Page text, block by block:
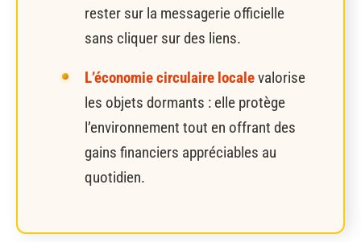
rester sur la messagerie officielle
sans cliquer sur des liens.
L’économie circulaire localevalorise
les objets dormants : elle protège
l’environnement tout en offrant des
gains financiers appréciables au
quotidien.